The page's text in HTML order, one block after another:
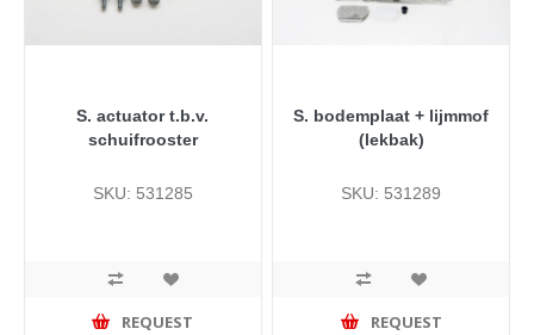
S. actuator t.b.v.
schuifrooster
SKU: 531285
REQUEST
S. bodemplaat + lijmmof
(lekbak)
SKU: 531289
REQUEST